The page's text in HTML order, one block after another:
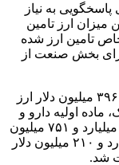
ارز برای پاسخگویی به نیاز
که ۶۷ درصد از این میزان ارز تامین
ارز اشخاص تامین ارز شده
بخش صنعت از
گفتنی است؛ سال گذشته مبلغ چهار میلیارد و ۳۹۶ میلیون دلار ارز
اولیه دارو و
ملزومات دارویی تامین شد که از این میزان ۳ میلیارد و ۷۵۱ میلیون
دلار با نرخ ترجیحی تامین شد که مبلغ یک میلیارد و ۲۱۰ میلیون دلار